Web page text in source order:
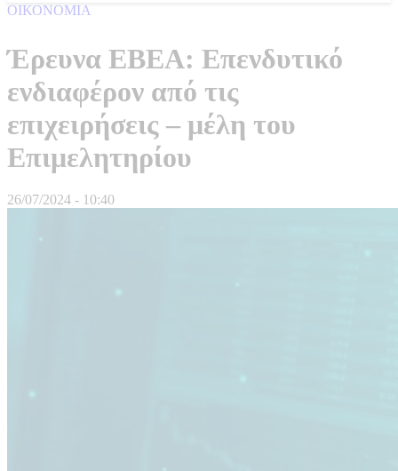
ΟΙΚΟΝΟΜΙΑ
Έρευνα ΕΒΕΑ: Επενδυτικό
ενδιαφέρον από τις
επιχειρήσεις – μέλη του
Επιμελητηρίου
26/07/2024 - 10:40